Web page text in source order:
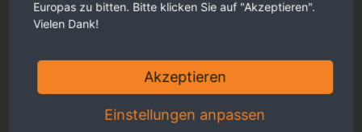
Kontakt:
+49 (0)7732 9272 45
kerstin.sauer(at)euronatur.org
Europas zu bitten. Bitte klicken Sie auf "Akzeptieren".
Vielen Dank!
Akzeptieren
Einstellungen anpassen